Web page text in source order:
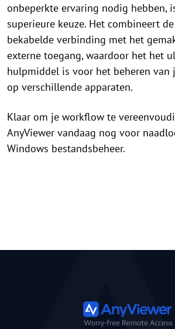
onbeperkte ervaring nodig hebben,
superieure keuze. Het combineert
bekabelde verbinding met het
externe toegang, waardoor het het
hulpmiddel is voor het beheren van
op verschillende apparaten.
Klaar om je workflow te
AnyViewer vandaag nog voor
Windows bestandsbeheer.